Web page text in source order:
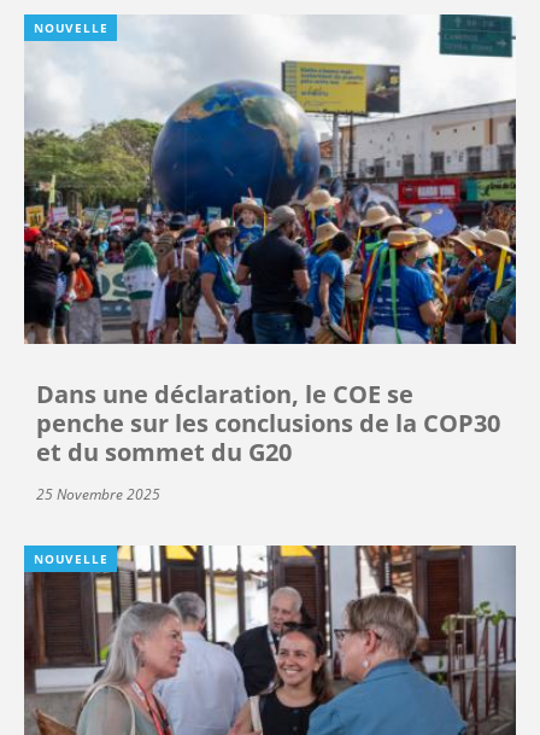
NOUVELLE
Dans une déclaration, le COE se
penche sur les conclusions de la COP30
et du sommet du G20
25 Novembre 2025
NOUVELLE